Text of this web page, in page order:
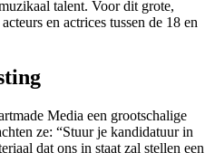
talent. Voor dit grote,
en actrices tussen de 18 en
Media een grootschalige
ze: “Stuur je kandidatuur in
dat ons in staat zal stellen een